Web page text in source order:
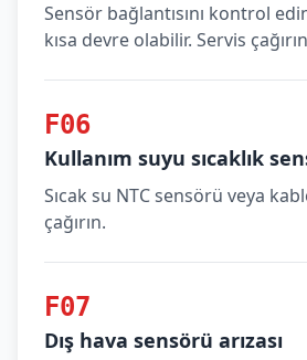
Sensör bağlantısını kontrol
kısa devre olabilir. Servis
F06
Kullanım suyu sıcaklık
Sıcak su NTC sensörü veya
çağırın.
F07
Dış hava sensörü arızası